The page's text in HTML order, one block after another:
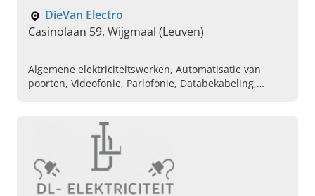
DieVan Electro
Casinolaan 59, Wijgmaal (Leuven)
Algemene elektriciteitswerken, Automatisatie van
poorten, Videofonie, Parlofonie, Databekabeling,
Deppanage elektriciteit